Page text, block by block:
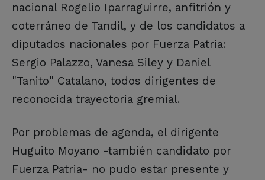
nacional Rogelio Iparraguirre, anfitrión y
coterráneo de Tandil, y de los candidatos a
diputados nacionales por Fuerza Patria:
Sergio Palazzo, Vanesa Siley y Daniel
"Tanito" Catalano, todos dirigentes de
reconocida trayectoria gremial.
Por problemas de agenda, el dirigente
Huguito Moyano -también candidato por
Fuerza Patria- no pudo estar presente y